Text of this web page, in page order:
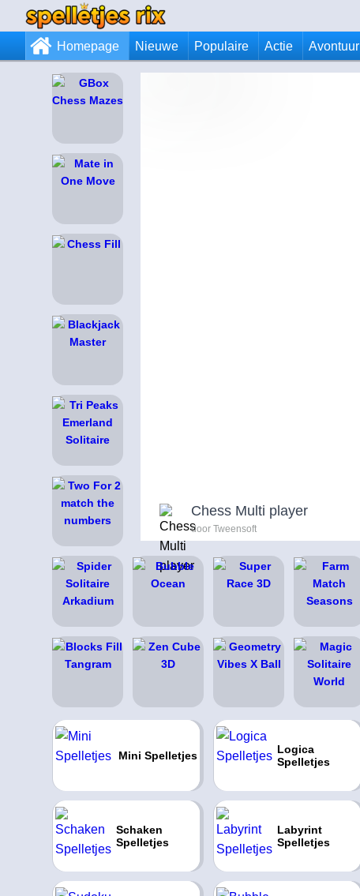
Homepage Nieuwe Populaire Actie Avontuur
Chess Multi player
door Tweensoft
Mini Spelletjes
Logica
Spelletjes
Schaken
Spelletjes
Labyrint
Spelletjes